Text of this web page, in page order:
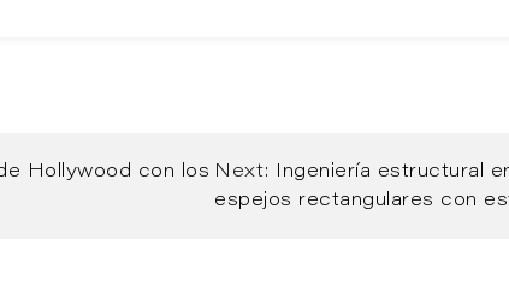
Hollywood con los Next:
Ingeniería estructural
espejos rectangulares con